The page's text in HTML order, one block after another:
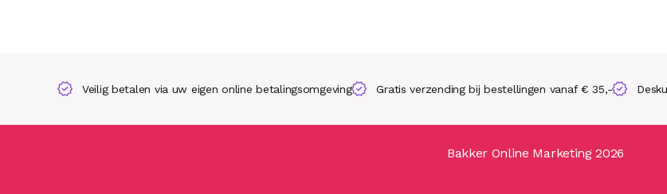
Veilig betalen via uw eigen online betalingsomgeving Gratis verzending bij bestellingen vanaf € 35,-
Bakker Online Marketing 2026